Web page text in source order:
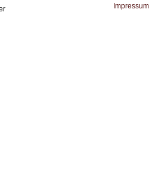
Impressum